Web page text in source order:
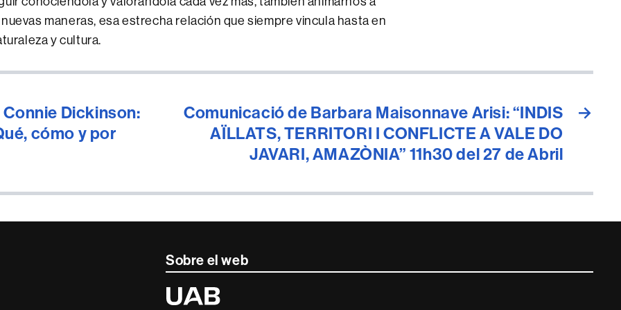
maneras, esa estrecha relación que siempre vincula hasta en
y cultura.
Dickinson:
cómo y por
→
Comunicació de Barbara Maisonnave Arisi: “INDIS
AÏLLATS, TERRITORI I CONFLICTE A VALE DO
JAVARI, AMAZÒNIA” 11h30 del 27 de Abril
Sobre el web
Universitat
Autònoma